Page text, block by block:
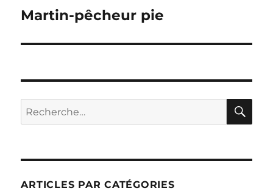
de
Martin-pêcheur pie
Recherche
pour :
ARTICLES PAR CATÉGORIES